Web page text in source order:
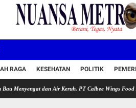
RAGA KESEHATAN POLITIK
dan Air Keruh, PT Calbee Wings Food Akui